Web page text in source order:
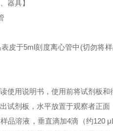
器具】
皮于5ml刻度离心管中(切勿将
使用说明书，使用前将试剂板
试剂板，水平放置于观察者正面
品溶液，垂直滴加4滴（约120